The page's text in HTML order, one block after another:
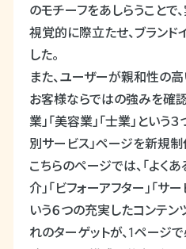
のモチーフをあしらうことで、
視覚的に際立たせ、ブラン
した。
また、ユーザーが親和性の
お客様ならではの強みを確認
業」「美容業」「士業」という
別サービス」ページを新規制
こちらのページでは、「よくあ
介」「ビフォーアフター」「サ
いう６つの充実したコンテン
れのターゲットが、 1ページ